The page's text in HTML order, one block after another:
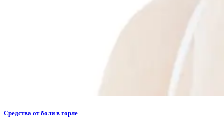
Средства от боли в горле